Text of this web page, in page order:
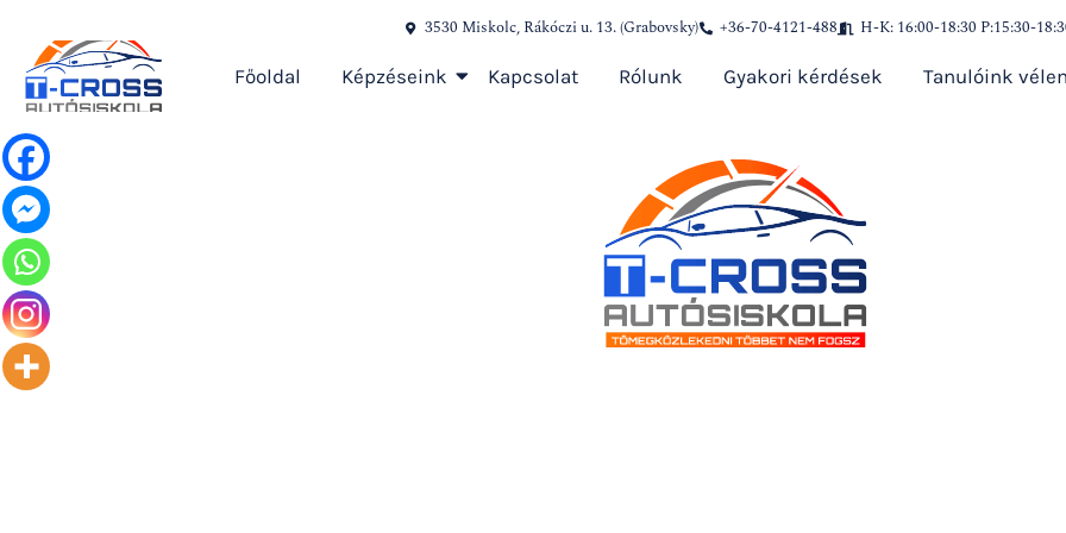
3530 Miskolc, Rákóczi u. 13. (Grabovsky) +36-70-4121-488 H-K: 16:00-18:30 P:15:30-
Főoldal Képzéseink Kapcsolat Rólunk Gyakori kérdések Tanulóink